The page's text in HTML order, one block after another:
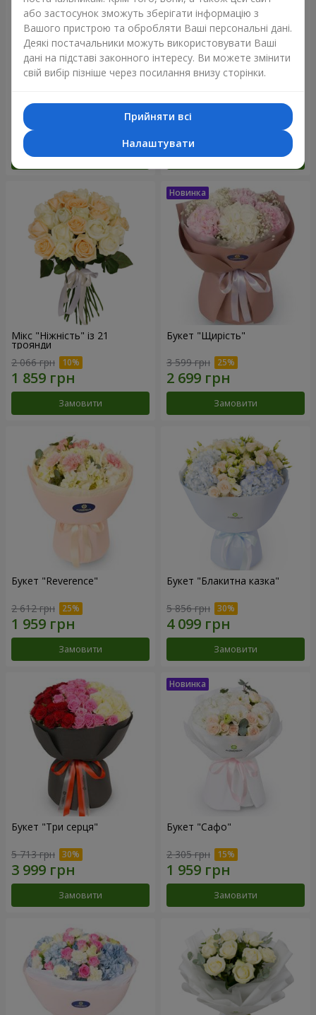
3 656 грн
Замовити
6 152 грн
Замовити
Мікс "Ніжність" із 21
троянди
2 066 грн
Замовити
Букет "Щирість"
3 599 грн
Замовити
Букет "Reverence"
2 612 грн
Замовити
Букет "Блакитна казка"
5 856 грн
Замовити
Букет "Три серця"
5 713 грн
Замовити
Букет "Сафо"
2 305 грн
Замовити
або застосунок зможуть зберігати інформацію з
Вашого пристрою та обробляти Ваші персональні дані.
Деякі постачальники можуть використовувати Ваші
дані на підставі законного інтересу. Ви можете змінити
свій вибір пізніше через посилання внизу сторінки.
Прийняти всі
Налаштувати